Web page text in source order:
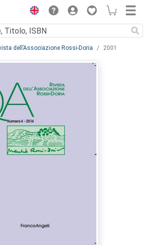
dell’Associazione Rossi-Doria 2001